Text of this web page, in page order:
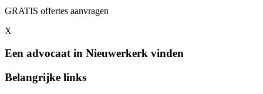
GRATIS offertes aanvragen
X
Een advocaat in Nieuwerkerk vinden
Belangrijke links